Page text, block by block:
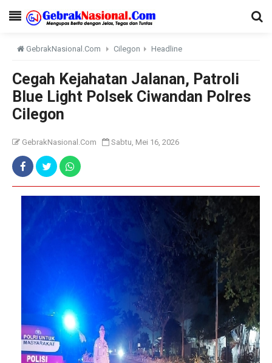
GebrakNasional.Com Cilegon Headline
Cegah Kejahatan Jalanan, Patroli
Blue Light Polsek Ciwandan Polres
Cilegon
GebrakNasional.Com Sabtu, Mei 16, 2026